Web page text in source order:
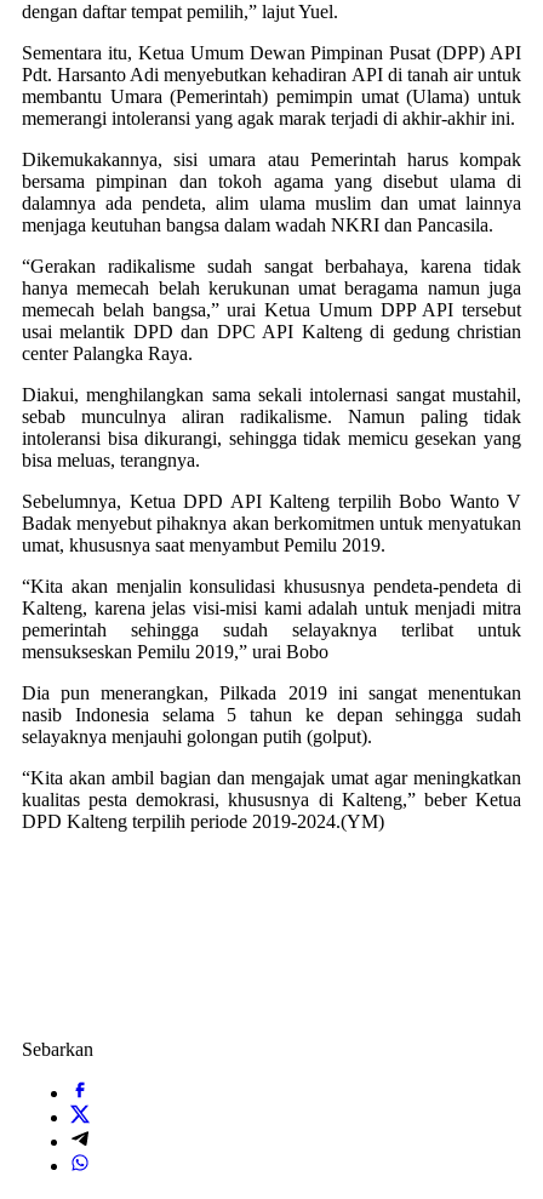
dengan daftar tempat pemilih,” lajut Yuel.
Sementara itu, Ketua Umum Dewan Pimpinan Pusat (DPP) API
Pdt. Harsanto Adi menyebutkan kehadiran API di tanah air untuk
membantu Umara (Pemerintah) pemimpin umat (Ulama) untuk
memerangi intoleransi yang agak marak terjadi di akhir-akhir ini.
Dikemukakannya, sisi umara atau Pemerintah harus kompak
bersama pimpinan dan tokoh agama yang disebut ulama di
dalamnya ada pendeta, alim ulama muslim dan umat lainnya
menjaga keutuhan bangsa dalam wadah NKRI dan Pancasila.
“Gerakan radikalisme sudah sangat berbahaya, karena tidak
hanya memecah belah kerukunan umat beragama namun juga
memecah belah bangsa,” urai Ketua Umum DPP API tersebut
usai melantik DPD dan DPC API Kalteng di gedung christian
center Palangka Raya.
Diakui, menghilangkan sama sekali intolernasi sangat mustahil,
sebab munculnya aliran radikalisme. Namun paling tidak
intoleransi bisa dikurangi, sehingga tidak memicu gesekan yang
bisa meluas, terangnya.
Sebelumnya, Ketua DPD API Kalteng terpilih Bobo Wanto V
Badak menyebut pihaknya akan berkomitmen untuk menyatukan
umat, khususnya saat menyambut Pemilu 2019.
“Kita akan menjalin konsulidasi khususnya pendeta-pendeta di
Kalteng, karena jelas visi-misi kami adalah untuk menjadi mitra
pemerintah sehingga sudah selayaknya terlibat untuk
mensukseskan Pemilu 2019,” urai Bobo
Dia pun menerangkan, Pilkada 2019 ini sangat menentukan
nasib Indonesia selama 5 tahun ke depan sehingga sudah
selayaknya menjauhi golongan putih (golput).
“Kita akan ambil bagian dan mengajak umat agar meningkatkan
kualitas pesta demokrasi, khususnya di Kalteng,” beber Ketua
DPD Kalteng terpilih periode 2019-2024.(YM)
Sebarkan